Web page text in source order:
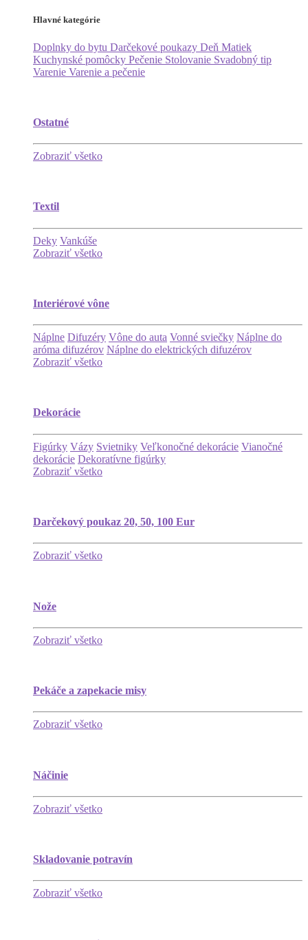
Hlavné kategórie
Doplnky do bytu Darčekové poukazy Deň Matiek
Kuchynské pomôcky Pečenie Stolovanie Svadobný tip
Varenie Varenie a pečenie
Ostatné
Zobraziť všetko
Textil
Deky Vankúše
Zobraziť všetko
Interiérové vône
Náplne Difuzéry Vône do auta Vonné sviečky Náplne do
aróma difuzérov Náplne do elektrických difuzérov
Zobraziť všetko
Dekorácie
Figúrky Vázy Svietniky Veľkonočné dekorácie Vianočné
dekorácie Dekoratívne figúrky
Zobraziť všetko
Darčekový poukaz 20, 50, 100 Eur
Zobraziť všetko
Nože
Zobraziť všetko
Pekáče a zapekacie misy
Zobraziť všetko
Náčinie
Zobraziť všetko
Skladovanie potravín
Zobraziť všetko